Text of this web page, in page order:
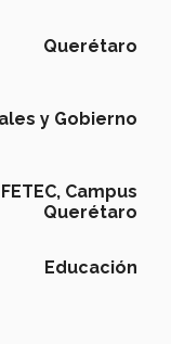
Querétaro
y Gobierno
FETEC, Campus
Querétaro
Educación